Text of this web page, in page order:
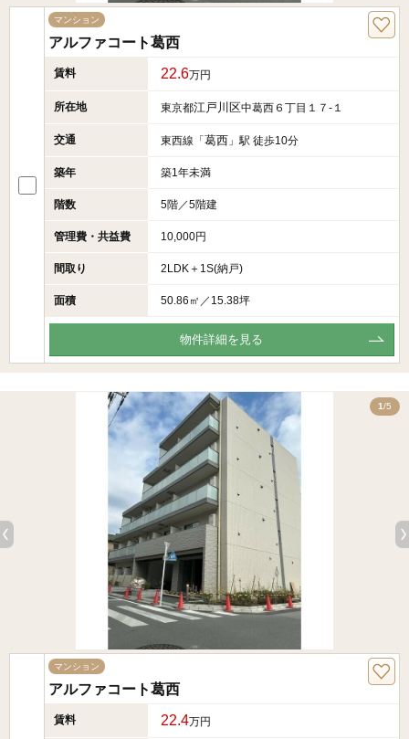
マンション
アルファコート葛西
賃料 22.6万円
所在地 東京都江戸川区中葛西６丁目１７-１
交通 東西線「 葛西 」駅 徒歩10分
築年 築1年未満
階数 5階／5階建
管理費・共益費 10,000円
間取り 2LDK＋1S(納戸)
面積 50.86㎡／15.38坪
物件詳細を見る
1/5
マンション
アルファコート葛西
賃料 22.4万円